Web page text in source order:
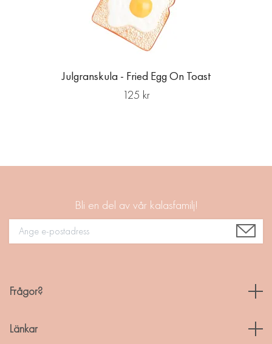
Julgranskula - Fried Egg On Toast
125 kr
Bli en del av vår kalasfamilj!
Frågor?
Länkar